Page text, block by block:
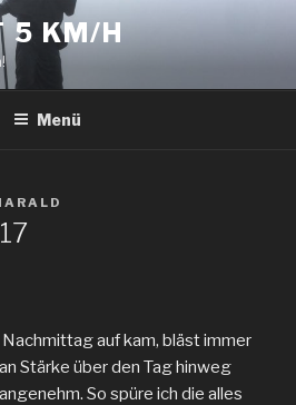
5 KM/H
Menü
auf kam, bläst immer
Stärke über den Tag hinweg
So spüre ich die alles